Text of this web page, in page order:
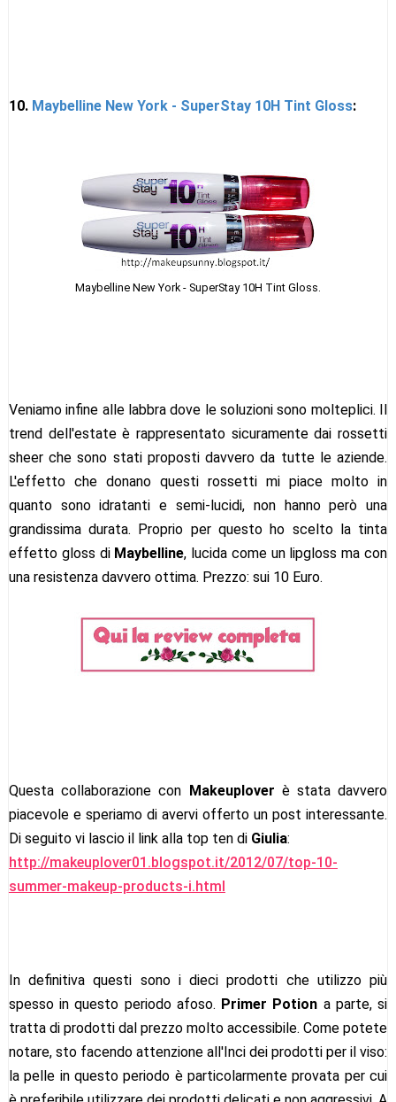
10. Maybelline New York - SuperStay 10H Tint Gloss:
Maybelline New York - SuperStay 10H Tint Gloss.
Veniamo infine alle labbra dove le soluzioni sono molteplici. Il
trend dell'estate è rappresentato sicuramente dai rossetti
sheer che sono stati proposti davvero da tutte le aziende.
L'effetto che donano questi rossetti mi piace molto in
quanto sono idratanti e semi-lucidi, non hanno però una
grandissima durata. Proprio per questo ho scelto la tinta
effetto gloss di Maybelline, lucida come un lipgloss ma con
una resistenza davvero ottima. Prezzo: sui 10 Euro.
Questa collaborazione con Makeuplover è stata davvero
piacevole e speriamo di avervi offerto un post interessante.
Di seguito vi lascio il link alla top ten di Giulia:
http://makeuplover01.blogspot.it/2012/07/top-10-
summer-makeup-products-i.html
In definitiva questi sono i dieci prodotti che utilizzo più
spesso in questo periodo afoso. Primer Potion a parte, si
tratta di prodotti dal prezzo molto accessibile. Come potete
notare, sto facendo attenzione all'Inci dei prodotti per il viso:
la pelle in questo periodo è particolarmente provata per cui